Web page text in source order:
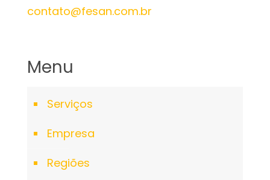
contato@fesan.com.br
Menu
Serviços
Empresa
Regiões